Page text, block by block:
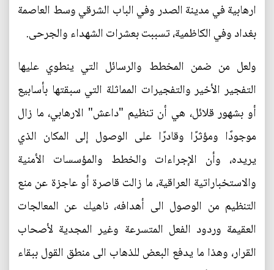
ارهابية في مدينة الصدر وفي الباب الشرقي وسط العاصمة
بغداد وفي الكاظمية، تسببت بعشرات الشهداء والجرحى.
ولعل من ضمن المخطط والرسائل التي ينطوي عليها
التفجير الأخير والتفجيرات المماثلة التي سبقتها بأسابيع
أو بشهور قلائل، هي أن تنظيم "داعش" الارهابي، ما زال
موجودًا ومؤثرًا وقادرًا على الوصول إلى المكان الذي
يريده، وأن الإجراءات والخطط والمؤسسات الأمنية
والاستخباراتية العراقية، ما زالت قاصرة أو عاجزة عن منع
التنظيم من الوصول الى أهدافه، ناهيك عن المعالجات
العقيمة وردود الفعل المتسرعة وغير المجدية لأصحاب
القرار، وهذا ما يدفع البعض للذهاب الى منطق القول ببقاء